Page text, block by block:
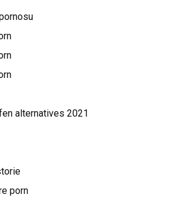
alternatives 2021
porn